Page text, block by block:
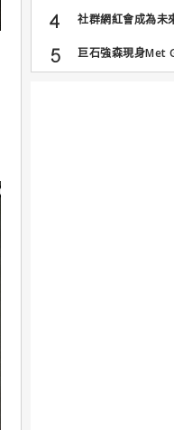
社群網紅會成為未
巨石強森現身Met
子...